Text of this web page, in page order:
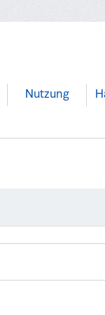
Nutzung